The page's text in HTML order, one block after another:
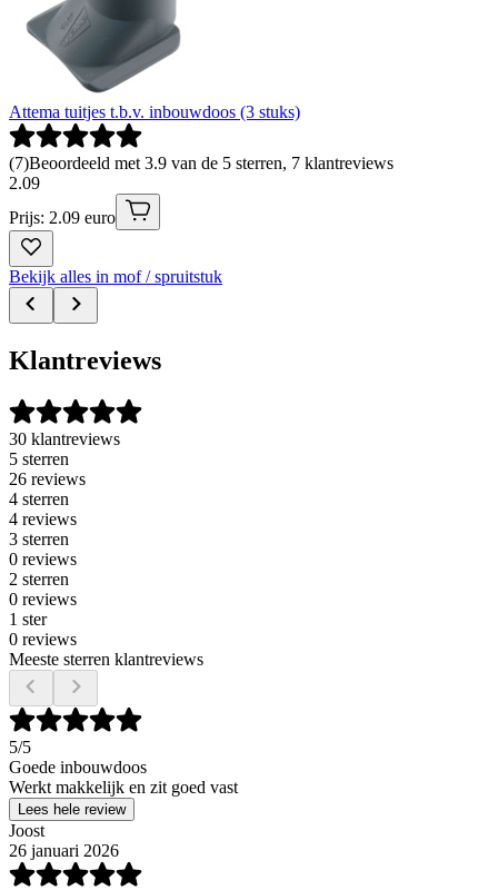
Attema tuitjes t.b.v. inbouwdoos (3 stuks)
(7)Beoordeeld met 3.9 van de 5 sterren, 7 klantreviews
2.09
Prijs: 2.09 euro
Bekijk alles in mof / spruitstuk
Klantreviews
30 klantreviews
5 sterren
26 reviews
4 sterren
4 reviews
3 sterren
0 reviews
2 sterren
0 reviews
1 ster
0 reviews
Meeste sterren klantreviews
5/5
Goede inbouwdoos
Werkt makkelijk en zit goed vast
Lees hele review
Joost
26 januari 2026